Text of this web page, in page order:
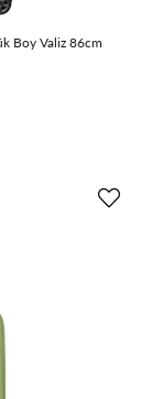
Boy Valiz 86cm